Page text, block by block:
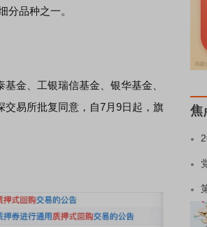
分品种之一。
基金、工银瑞信基金、银华基金、
易所批复同意，自7月9日起，旗
焦